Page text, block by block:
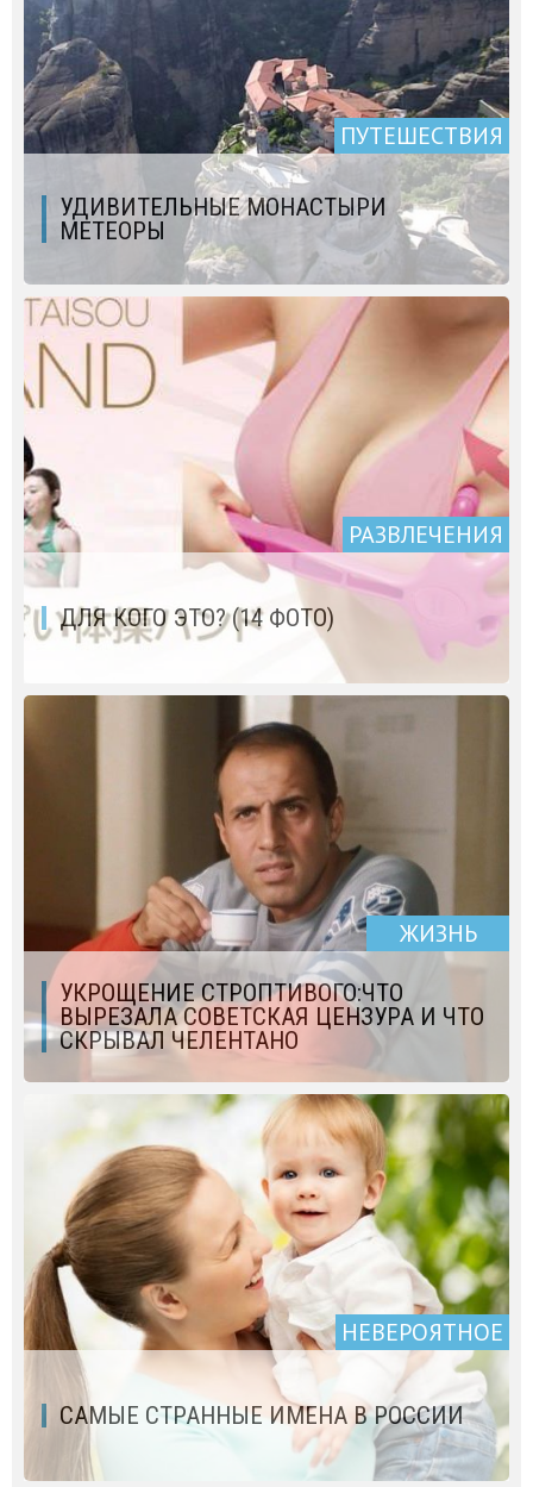
ПУТЕШЕСТВИЯ
УДИВИТЕЛЬНЫЕ МОНАСТЫРИ
МЕТЕОРЫ
РАЗВЛЕЧЕНИЯ
ДЛЯ КОГО ЭТО? (14 ФОТО)
ЖИЗНЬ
УКРОЩЕНИЕ СТРОПТИВОГО:ЧТО
ВЫРЕЗАЛА СОВЕТСКАЯ ЦЕНЗУРА И ЧТО
СКРЫВАЛ ЧЕЛЕНТАНО
НЕВЕРОЯТНОЕ
САМЫЕ СТРАННЫЕ ИМЕНА В РОССИИ